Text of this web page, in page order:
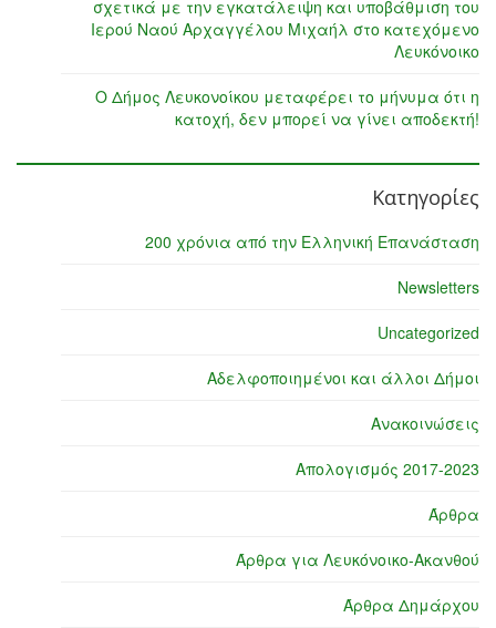
σχετικά με την εγκατάλειψη και υποβάθμιση του
Ιερού Ναού Αρχαγγέλου Μιχαήλ στο κατεχόμενο
Λευκόνοικο
Ο Δήμος Λευκονοίκου μεταφέρει το μήνυμα ότι η
κατοχή, δεν μπορεί να γίνει αποδεκτή!
Κατηγορίες
200 χρόνια από την Ελληνική Επανάσταση
Newsletters
Uncategorized
Αδελφοποιημένοι και άλλοι Δήμοι
Ανακοινώσεις
Απολογισμός 2017-2023
Άρθρα
Άρθρα για Λευκόνοικο-Ακανθού
Άρθρα Δημάρχου